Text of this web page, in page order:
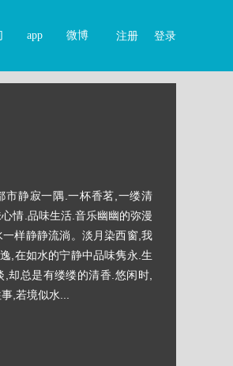
注册 登录
app 微博
市静寂一隅.一杯香茗,一缕清
情.品味生活.音乐幽幽的弥漫
样静静流淌。淡月染西窗,我
,在如水的宁静中品味隽永.生
却总是有缕缕的清香.悠闲时,
,若境似水...